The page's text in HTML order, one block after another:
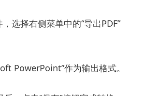
选择右侧菜单中的“导出PDF”
PowerPoint”作为输出格式。